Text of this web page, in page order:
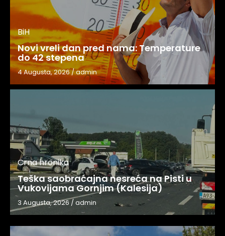
BiH
Novi vreli dan pred nama: Temperature
do 42 stepena
4 Augusta, 2026/admin
Crna hronika
Teška saobraćajna nesreća na Pisti u
Vukovijama Gornjim (Kalesija)
3 Augusta, 2026/admin